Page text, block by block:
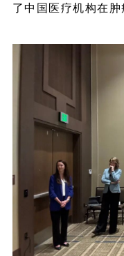
了中国医疗机构在肿